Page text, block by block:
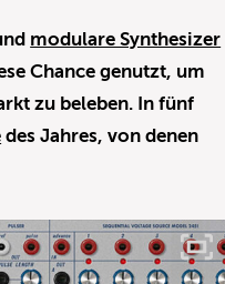
modulare Synthesizer
Chance genutzt, um
zu beleben. In fünf
des Jahres, von denen